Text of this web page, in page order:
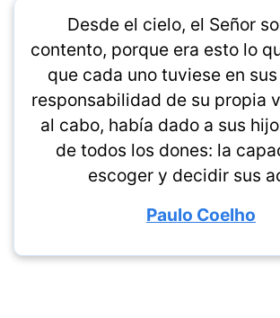
Desde el cielo, el Señor
contento, porque era esto lo
que cada uno tuviese en
responsabilidad de su propia
al cabo, había dado a sus
de todos los dones: la
escoger y decidir sus
Paulo Coelho